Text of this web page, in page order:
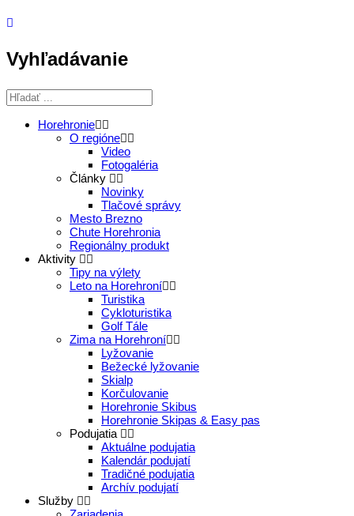
Vyhľadávanie
Horehronie
O regióne
Video
Fotogaléria
Články
Novinky
Tlačové správy
Mesto Brezno
Chute Horehronia
Regionálny produkt
Aktivity
Tipy na výlety
Leto na Horehroní
Turistika
Cykloturistika
Golf Tále
Zima na Horehroní
Lyžovanie
Bežecké lyžovanie
Skialp
Korčulovanie
Horehronie Skibus
Horehronie Skipas & Easy pas
Podujatia
Aktuálne podujatia
Kalendár podujatí
Tradičné podujatia
Archív podujatí
Služby